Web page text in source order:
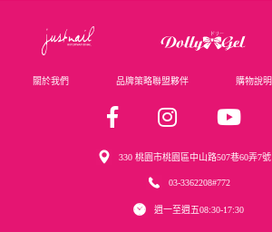
關於我們 品牌策略聯盟夥伴 購物說明
330 桃園市桃園區中山路507巷60弄7號
03-3362208#772
週一至週五08:30-17:30